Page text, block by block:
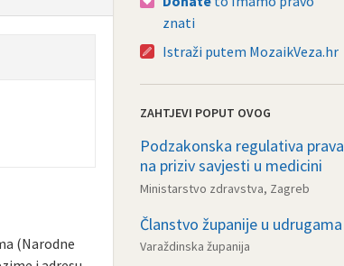
(Narodne
znati
Istraži putem MozaikVeza.hr
ZAHTJEVI POPUT OVOG
Podzakonska regulativa prava
na priziv savjesti u medicini
Ministarstvo zdravstva, Zagreb
Članstvo županije u udrugama
Varaždinska županija